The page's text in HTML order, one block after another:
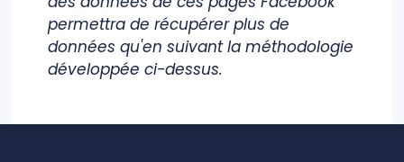
permettra de récupérer plus de
données qu'en suivant la méthodologie
développée ci-dessus.